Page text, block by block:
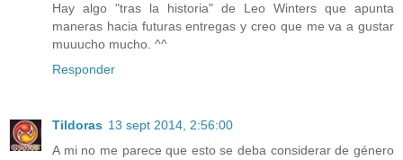
Hay algo "tras la historia" de Leo Winters que apunta
maneras hacia futuras entregas y creo que me va a gustar
muuucho mucho. ^^
Responder
Tildoras 13 sept 2014, 2:56:00
A mi no me parece que esto se deba considerar de género